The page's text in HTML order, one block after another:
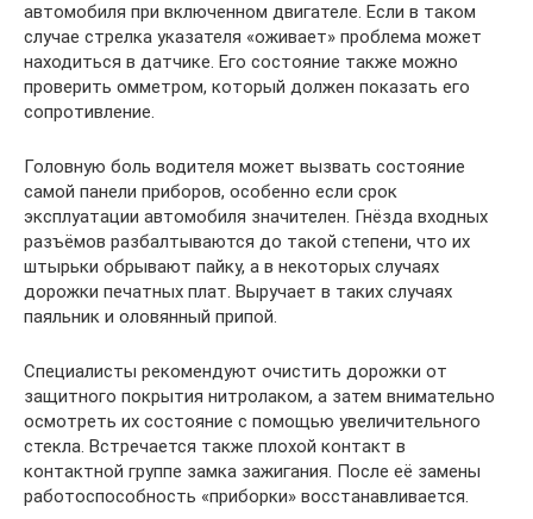
автомобиля при включенном двигателе. Если в таком
случае стрелка указателя «оживает» проблема может
находиться в датчике. Его состояние также можно
проверить омметром, который должен показать его
сопротивление.
Головную боль водителя может вызвать состояние
самой панели приборов, особенно если срок
эксплуатации автомобиля значителен. Гнёзда входных
разъёмов разбалтываются до такой степени, что их
штырьки обрывают пайку, а в некоторых случаях
дорожки печатных плат. Выручает в таких случаях
паяльник и оловянный припой.
Специалисты рекомендуют очистить дорожки от
защитного покрытия нитролаком, а затем внимательно
осмотреть их состояние с помощью увеличительного
стекла. Встречается также плохой контакт в
контактной группе замка зажигания. После её замены
работоспособность «приборки» восстанавливается.